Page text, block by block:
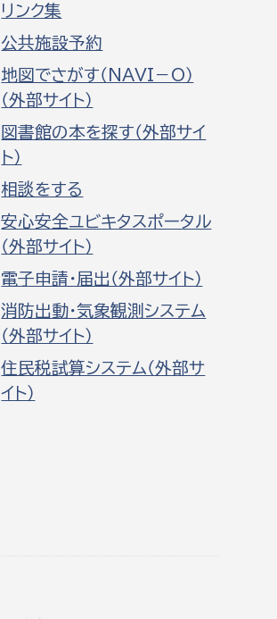
リンク集
公共施設予約
地図でさがす（NAVI－O）
（外部サイト）
図書館の本を探す（外部サイ
ト）
相談をする
安心安全ユビキタスポータル
（外部サイト）
電子申請・届出（外部サイト）
消防出動・気象観測システム
（外部サイト）
住民税試算システム（外部サ
イト）